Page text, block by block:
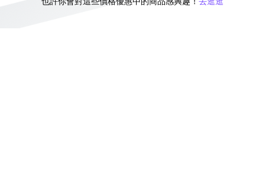
無符合條件的商品結果，換換其他篩選條件吧！